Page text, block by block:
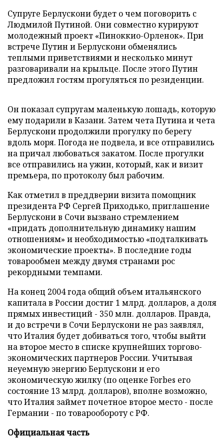
Супруге Берлускони будет о чем поговорить с
Людмилой Путиной. Они совместно курируют
молодежный проект «Пиноккио-Орленок». При
встрече Путин и Берлускони обменялись
теплыми приветствиями и несколько минут
разговаривали на крыльце. После этого Путин
предложил гостям прогуляться по резиденции.
Он показал супругам маленькую лошадь, которую
ему подарили в Казани. Затем чета Путина и чета
Берлускони продолжили прогулку по берегу
вдоль моря. Погода не подвела, и все отправились
на причал любоваться закатом. После прогулки
все отправились на ужин, который, как и визит
премьера, по протоколу был рабочим.
Как отметил в преддверии визита помощник
президента РФ Сергей Приходько, приглашение
Берлускони в Сочи вызвано стремлением
«придать дополнительную динамику нашим
отношениям» и необходимостью «подталкивать
экономические проекты». В последние годы
товарообмен между двумя странами рос
рекордными темпами.
На конец 2004 года общий объем итальянского
капитала в России достиг 1 млрд. долларов, а доля
прямых инвестиций - 350 млн. долларов. Правда,
и до встречи в Сочи Берлускони не раз заявлял,
что Италия будет добиваться того, чтобы выйти
на второе место в списке крупнейших торгово-
экономических партнеров России. Учитывая
неуемную энергию Берлускони и его
экономическую жилку (по оценке Forbes его
состояние 13 млрд. долларов), вполне возможно,
что Италия займет почетное второе место - после
Германии - по товарообороту с РФ.
Официальная часть